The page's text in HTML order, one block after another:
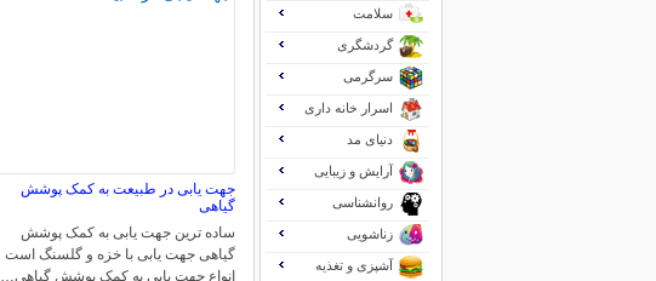
جهت یابی در طبیعت به کمک پوشش
گیاهی
ساده ترین جهت یابی به کمک پوشش
گیاهی جهت یابی با خزه و گلسنگ است
انواع جهت یابی به کمک پوشش گیاهی…
سلامت
گردشگری
سرگرمی
اسرار خانه داری
دنیای مد
آرایش و زیبایی
روانشناسی
زناشویی
آشپزی و تغذیه